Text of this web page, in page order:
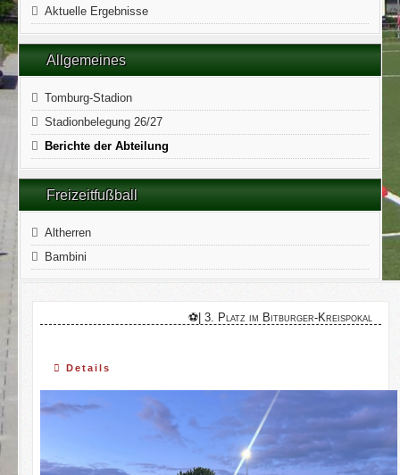
Aktuelle Ergebnisse
Allgemeines
Tomburg-Stadion
Stadionbelegung 26/27
Berichte der Abteilung
Freizeitfußball
Altherren
Bambini
⚽️| 3. Platz im Bitburger-Kreispokal
Details